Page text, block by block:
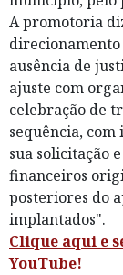
A promotoria
ausência de
ajuste com
celebração de
sequência,
sua solicitação
financeiros
posteriores do
implantados".
Clique aqui e
YouTube!